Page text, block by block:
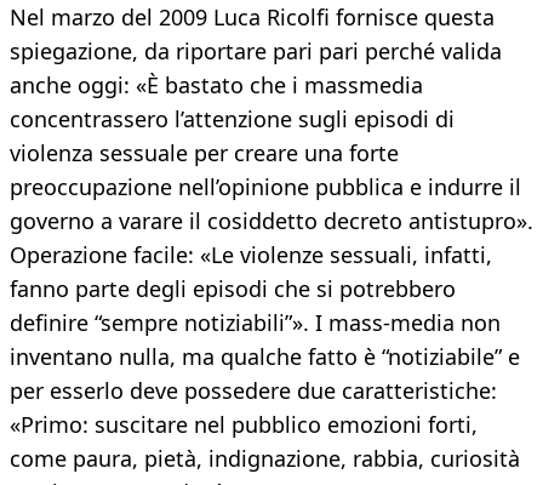
Nel marzo del 2009 Luca Ricolfi fornisce questa
spiegazione, da riportare pari pari perché valida
anche oggi: «È bastato che i massmedia
concentrassero l’attenzione sugli episodi di
violenza sessuale per creare una forte
preoccupazione nell’opinione pubblica e indurre il
governo a varare il cosiddetto decreto antistupro».
Operazione facile: «Le violenze sessuali, infatti,
fanno parte degli episodi che si potrebbero
definire “sempre notiziabili”». I mass-media non
inventano nulla, ma qualche fatto è “notiziabile” e
per esserlo deve possedere due caratteristiche:
«Primo: suscitare nel pubblico emozioni forti,
come paura, pietà, indignazione, rabbia, curiosità